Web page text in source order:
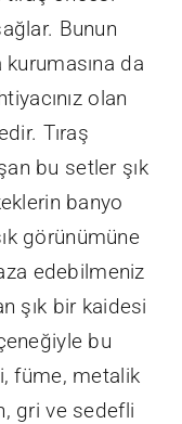
Bunun
kurumasına da
olan
Tıraş
bu setler şık
banyo
görünümüne
edebilmeniz
şık bir kaidesi
bu
füme, metalik
gri ve sedefli